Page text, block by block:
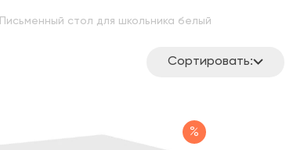
Письменный стол для школьника белый
Сортировать:
%